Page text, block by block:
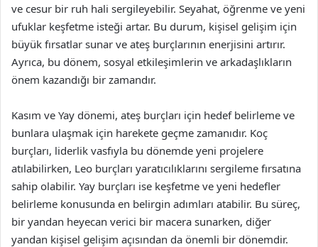
ve cesur bir ruh hali sergileyebilir. Seyahat, öğrenme ve yeni
ufuklar keşfetme isteği artar. Bu durum, kişisel gelişim için
büyük fırsatlar sunar ve ateş burçlarının enerjisini artırır.
Ayrıca, bu dönem, sosyal etkileşimlerin ve arkadaşlıkların
önem kazandığı bir zamandır.
Kasım ve Yay dönemi, ateş burçları için hedef belirleme ve
bunlara ulaşmak için harekete geçme zamanıdır. Koç
burçları, liderlik vasfıyla bu dönemde yeni projelere
atılabilirken, Leo burçları yaratıcılıklarını sergileme fırsatına
sahip olabilir. Yay burçları ise keşfetme ve yeni hedefler
belirleme konusunda en belirgin adımları atabilir. Bu süreç,
bir yandan heyecan verici bir macera sunarken, diğer
yandan kişisel gelişim açısından da önemli bir dönemdir.